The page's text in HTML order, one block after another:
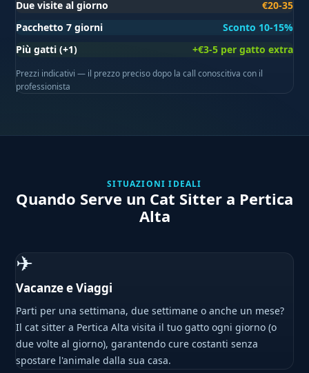
Due visite al giorno
€20-35
Pacchetto 7 giorni
Sconto 10-15%
Più gatti (+1)
+€3-5 per gatto extra
Prezzi indicativi — il prezzo preciso dopo la call conoscitiva con il
professionista
SITUAZIONI IDEALI
Quando Serve un Cat Sitter a Pertica
Alta
✈
Vacanze e Viaggi
Parti per una settimana, due settimane o anche un mese?
Il cat sitter a Pertica Alta visita il tuo gatto ogni giorno (o
due volte al giorno), garantendo cure costanti senza
spostare l'animale dalla sua casa.